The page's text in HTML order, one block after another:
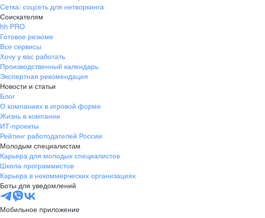
Сетка: соцсеть для нетворкинга
Соискателям
hh PRO
Готовое резюме
Все сервисы
Хочу у вас работать
Производственный календарь
Экспертная рекомендация
Новости и статьи
Блог
О компаниях в игровой форме
Жизнь в компании
ИТ-проекты
Рейтинг работодателей России
Молодым специалистам
Карьера для молодых специалистов
Школа программистов
Карьера в некоммерческих организациях
Боты для уведомлений
Мобильное приложение